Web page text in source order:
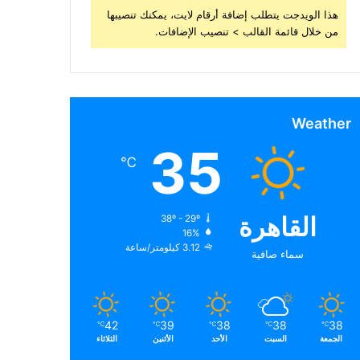
هذا الويدجت يتطلب إضافة أرقام لايت، يمكنك تنصيبها
من خلال قائمة القالب > تنصيب الإضافات.
Weather
القاهرة
سماء صافية
35
℃
38º - 29º
16%
3.12 كيلومتر/ساعة
38
℃
الجمعة
38
℃
السبت
38
℃
الأحد
39
℃
الأثنين
42
℃
الثلاثاء